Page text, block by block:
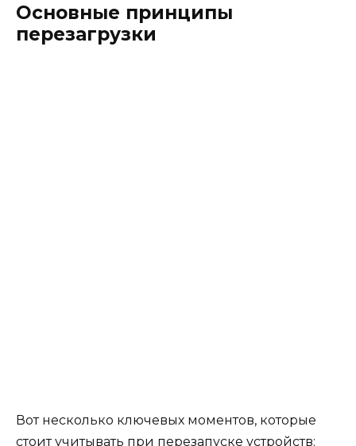
Основные принципы
перезагрузки
Вот несколько ключевых моментов, которые
стоит учитывать при перезапуске устройств: